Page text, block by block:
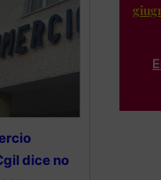
dice no